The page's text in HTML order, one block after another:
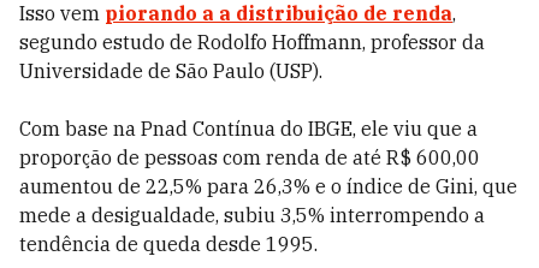
Isso vem piorando a a distribuição de renda,
segundo estudo de Rodolfo Hoffmann, professor da
Universidade de São Paulo (USP).
Com base na Pnad Contínua do IBGE, ele viu que a
proporção de pessoas com renda de até R$ 600,00
aumentou de 22,5% para 26,3% e o índice de Gini, que
mede a desigualdade, subiu 3,5% interrompendo a
tendência de queda desde 1995.